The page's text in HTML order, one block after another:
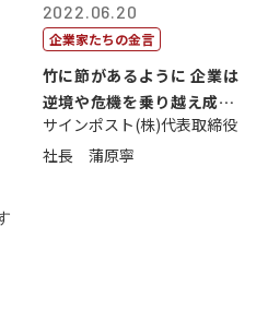
2022.06.20
企業家たちの金言
竹に節があるように 企業は
逆境や危機を乗り越え成長
する
サインポスト(株)代表取締役
社長 蒲原寧